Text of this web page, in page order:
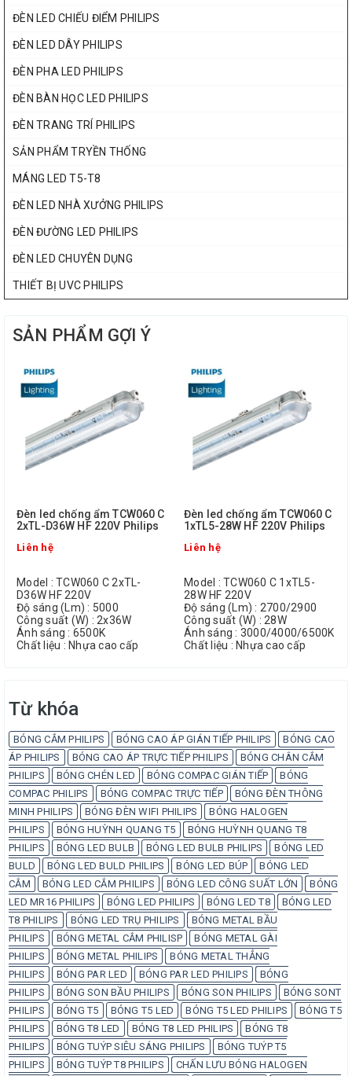
ĐÈN LED CHIẾU ĐIỂM PHILIPS
ĐÈN LED DÂY PHILIPS
ĐÈN PHA LED PHILIPS
ĐÈN BÀN HỌC LED PHILIPS
ĐÈN TRANG TRÍ PHILIPS
SẢN PHẨM TRYỀN THỐNG
MÁNG LED T5-T8
ĐÈN LED NHÀ XƯỞNG PHILIPS
ĐÈN ĐƯỜNG LED PHILIPS
ĐÈN LED CHUYÊN DỤNG
THIẾT BỊ UVC PHILIPS
SẢN PHẨM GỢI Ý
Đèn led chống ẩm TCW060 C
2xTL-D36W HF 220V Philips
Liên hệ
Model : TCW060 C 2xTL-
D36W HF 220V
Độ sáng (Lm) : 5000
Công suất (W) : 2x36W
Ánh sáng : 6500K
Chất liệu : Nhựa cao cấp
Đèn led chống ẩm TCW060 C
1xTL5-28W HF 220V Philips
Liên hệ
Model : TCW060 C 1xTL5-
28W HF 220V
Độ sáng (Lm) : 2700/2900
Công suất (W) : 28W
Ánh sáng : 3000/4000/6500K
Chất liệu : Nhựa cao cấp
Từ khóa
BÓNG CẮM PHILIPS BÓNG CAO ÁP GIÁN TIẾP PHILIPS
BÓNG CAO
ÁP PHILIPS
BÓNG CAO ÁP TRỰC TIẾP PHILIPS
BÓNG CHÂN CẮM
PHILIPS
BÓNG CHÉN LED BÓNG COMPAC GIÁN TIẾP
BÓNG
COMPAC PHILIPS
BÓNG COMPAC TRỰC TIẾP
BÓNG ĐÈN THÔNG
MINH PHILIPS
BÓNG ĐÈN WIFI PHILIPS
BÓNG HALOGEN
PHILIPS
BÓNG HUỲNH QUANG T5
BÓNG HUỲNH QUANG T8
PHILIPS
BÓNG LED BULB BÓNG LED BULB PHILIPS
BÓNG LED
BULD
BÓNG LED BULD PHILIPS BÓNG LED BÚP
BÓNG LED
CẮM
BÓNG LED CẮM PHILIPS BÓNG LED CÔNG SUẤT LỚN
BÓNG
LED MR16 PHILIPS
BÓNG LED PHILIPS BÓNG LED T8
BÓNG LED
T8 PHILIPS
BÓNG LED TRỤ PHILIPS
BÓNG METAL BẦU
PHILIPS
BÓNG METAL CẮM PHILISP
BÓNG METAL GÀI
PHILIPS
BÓNG METAL PHILIPS
BÓNG METAL THẲNG
PHILIPS
BÓNG PAR LED BÓNG PAR LED PHILIPS
BÓNG
PHILIPS
BÓNG SON BẦU PHILIPS BÓNG SON PHILIPS
BÓNG SONT
PHILIPS
BÓNG T5 BÓNG T5 LED BÓNG T5 LED PHILIPS
BÓNG T5
PHILIPS
BÓNG T8 LED BÓNG T8 LED PHILIPS
BÓNG T8
PHILIPS
BÓNG TUÝP SIÊU SÁNG PHILIPS
BÓNG TUÝP T5
PHILIPS
BÓNG TUÝP T8 PHILIPS
CHẤN LƯU BÓNG HALOGEN